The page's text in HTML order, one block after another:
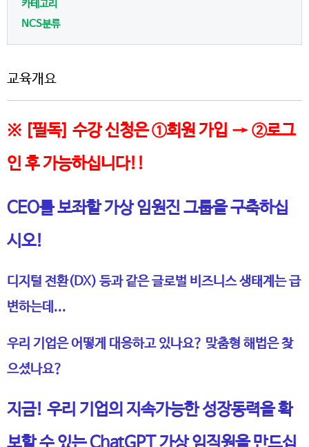
카테고리
NCS분류
교육개요
※ [필독] 수강 신청은 ①회원 가입 → ②로그
인 후 가능하십니다!!
CEO를 보좌할 가상 임원진 그룹을 구축하십
시오!
디지털 전환(DX) 등과 같은 글로벌 비즈니스 생태계는 급
변하는데...
우리 기업은 어떻게 대응하고 있나요? 맞춤형 해법은 찾
으셨나요?
지금! 우리 기업의 지속가능한 성장동력을 확
보할 수 있는 ChatGPT 가상 임직원을 만드십